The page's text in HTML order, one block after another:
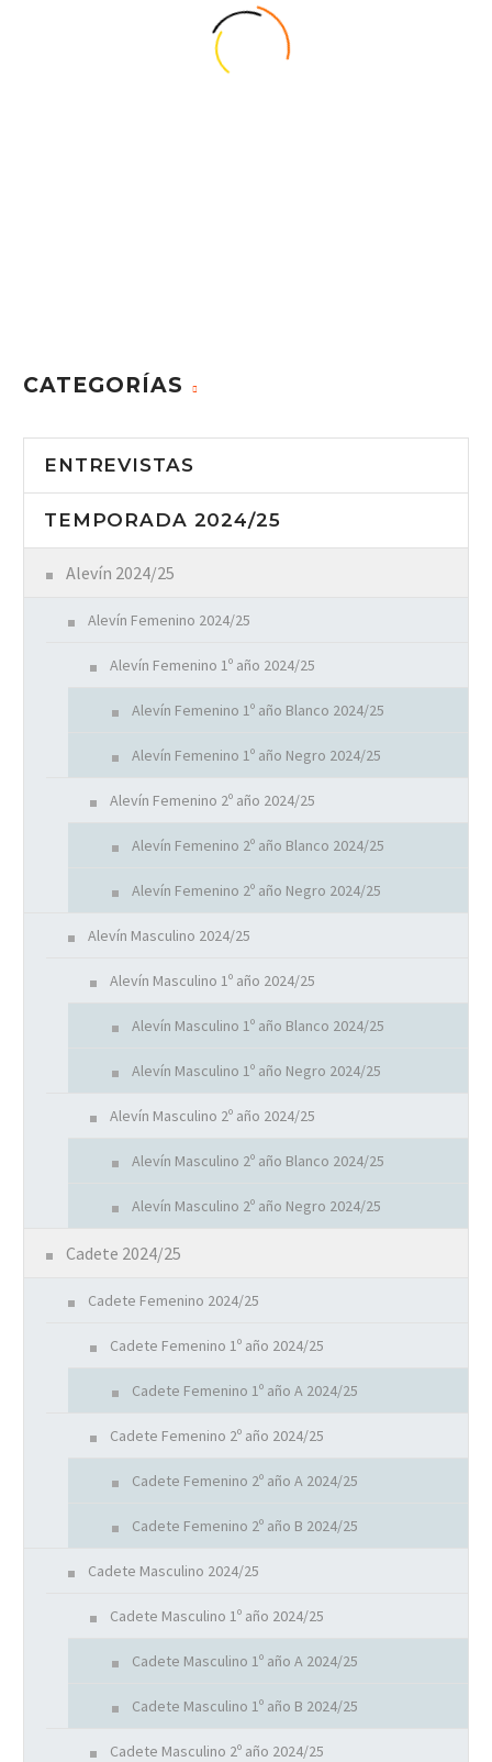
CATEGORÍAS
ENTREVISTAS
TEMPORADA 2024/25
Alevín 2024/25
Alevín Femenino 2024/25
Alevín Femenino 1º año 2024/25
Alevín Femenino 1º año Blanco 2024/25
Alevín Femenino 1º año Negro 2024/25
Alevín Femenino 2º año 2024/25
Alevín Femenino 2º año Blanco 2024/25
Alevín Femenino 2º año Negro 2024/25
Alevín Masculino 2024/25
Alevín Masculino 1º año 2024/25
Alevín Masculino 1º año Blanco 2024/25
Alevín Masculino 1º año Negro 2024/25
Alevín Masculino 2º año 2024/25
Alevín Masculino 2º año Blanco 2024/25
Alevín Masculino 2º año Negro 2024/25
Cadete 2024/25
Cadete Femenino 2024/25
Cadete Femenino 1º año 2024/25
Cadete Femenino 1º año A 2024/25
Cadete Femenino 2º año 2024/25
Cadete Femenino 2º año A 2024/25
Cadete Femenino 2º año B 2024/25
Cadete Masculino 2024/25
Cadete Masculino 1º año 2024/25
Cadete Masculino 1º año A 2024/25
Cadete Masculino 1º año B 2024/25
Cadete Masculino 2º año 2024/25